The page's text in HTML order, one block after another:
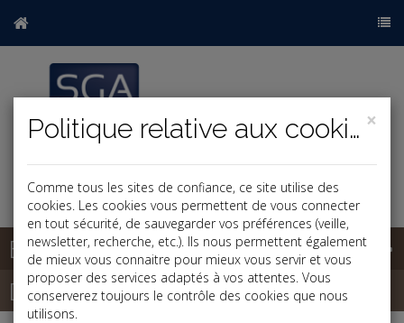
Base documentaire
Dépêches
×
Politique relative aux cookies
Comme tous les sites de confiance, ce site utilise des
cookies. Les cookies vous permettent de vous connecter
en tout sécurité, de sauvegarder vos préférences (veille,
newsletter, recherche, etc.). Ils nous permettent également
de mieux vous connaitre pour mieux vous servir et vous
proposer des services adaptés à vos attentes. Vous
conserverez toujours le contrôle des cookies que nous
utilisons.